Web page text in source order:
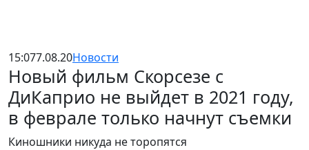
15:077.08.20Новости
Новый фильм Скорсезе с
ДиКаприо не выйдет в 2021 году,
в феврале только начнут съемки
Киношники никуда не торопятся